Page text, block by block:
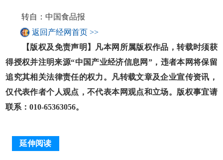
转自：中国食品报
返回产经网首页 >>
【版权及免责声明】凡本网所属版权作品，转载时须获
得授权并注明来源“中国产业经济信息网”，违者本网将保留
追究其相关法律责任的权力。凡转载文章及企业宣传资讯，
仅代表作者个人观点，不代表本网观点和立场。版权事宜请
联系：010-65363056。
延伸阅读